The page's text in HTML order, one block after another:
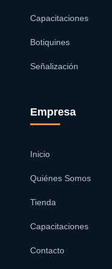
Capacitaciones
Botiquines
Señalización
Empresa
Inicio
Quiénes Somos
Tienda
Capacitaciones
Contacto